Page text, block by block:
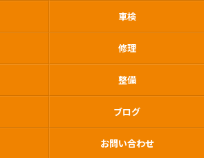
車検
修理
整備
ブログ
お問い合わせ